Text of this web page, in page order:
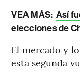
VEA MÁS: Así
elecciones de
El mercado y
esta segunda